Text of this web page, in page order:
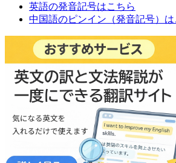
英語の発音記号はこちら
中国語のピンイン（発音記号）は